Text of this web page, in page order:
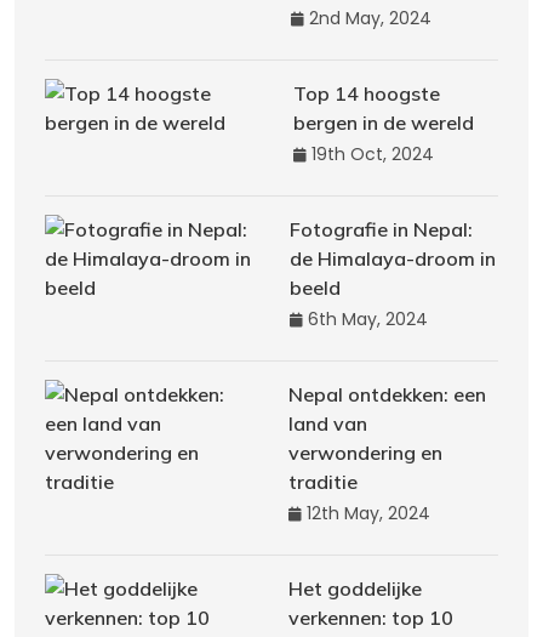
2nd May, 2024
Top 14 hoogste
bergen in de wereld
19th Oct, 2024
Fotografie in Nepal:
de Himalaya-droom in
beeld
6th May, 2024
Nepal ontdekken: een
land van
verwondering en
traditie
12th May, 2024
Het goddelijke
verkennen: top 10